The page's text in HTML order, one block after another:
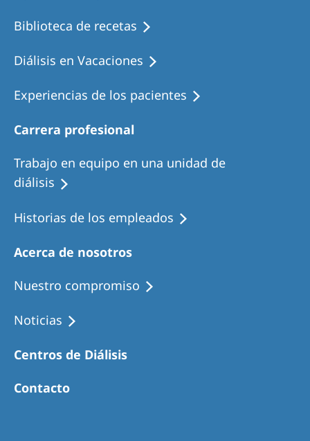
Biblioteca de recetas
Diálisis en Vacaciones
Experiencias de los pacientes
Carrera profesional
Trabajo en equipo en una unidad de
diálisis
Historias de los empleados
Acerca de nosotros
Nuestro compromiso
Noticias
Centros de Diálisis
Contacto